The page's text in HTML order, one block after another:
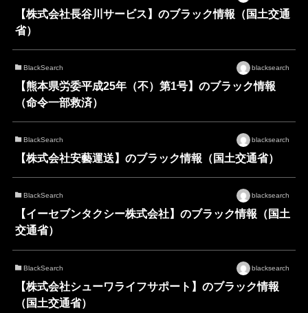
【株式会社長谷川サービス】のブラック情報（国土交通
省）
BlackSearch blacksearch
【熊本県労委平成25年（不）第1号】のブラック情報
（命令一部救済）
BlackSearch blacksearch
【株式会社安藝運送】のブラック情報（国土交通省）
BlackSearch blacksearch
【イーセブンタクシー株式会社】のブラック情報（国土
交通省）
BlackSearch blacksearch
【株式会社シューワライフサポート】のブラック情報
（国土交通省）